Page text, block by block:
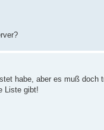
habe, aber es muß
Liste gibt!